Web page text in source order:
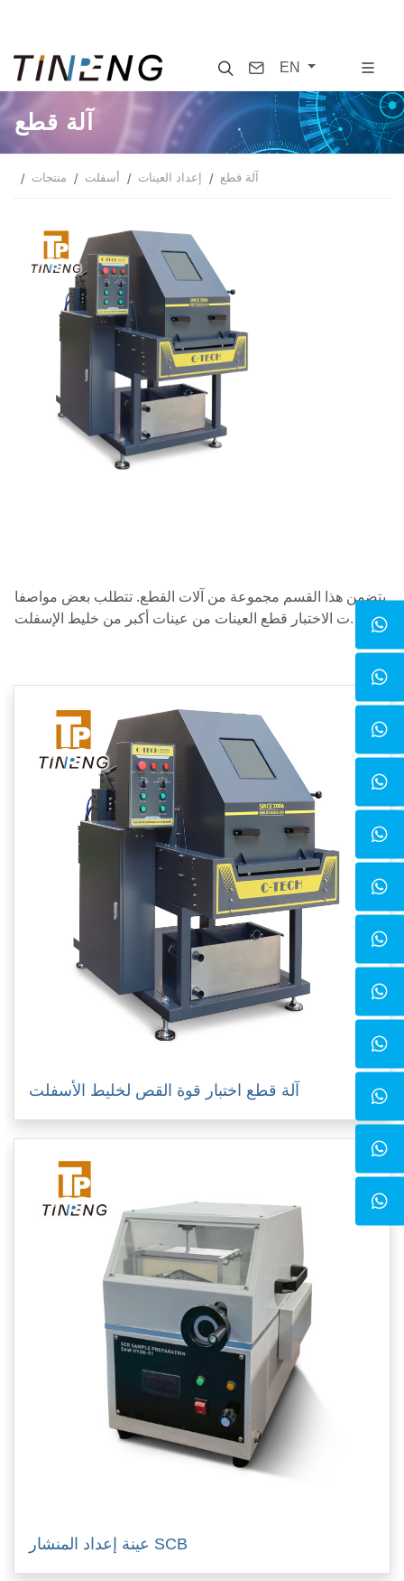
SearchContact
EN
آلة قطع
منتجات أسفلت إعداد العينات آلة قطع
يتضمن هذا القسم مجموعة من آلات القطع. تتطلب بعض مواصفا
ت الاختبار قطع العينات من عينات أكبر من خليط الإسفلت.
آلة قطع اختبار قوة القص لخليط الأسفلت
عينة إعداد المنشار SCB